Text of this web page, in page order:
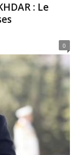
: Le
0